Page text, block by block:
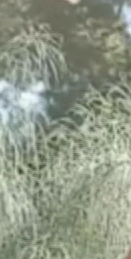
Compartir
Patricia Aguilar, la
ha hablado por
su prima, la joven
cuando se sintió a
Manrique, está
de los delitos de
TEMAS Cuatro al día